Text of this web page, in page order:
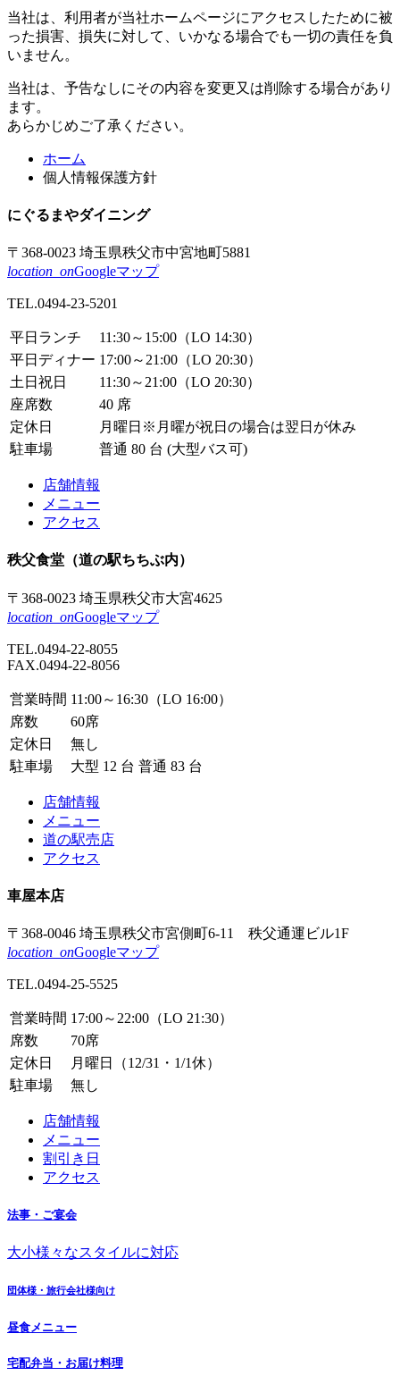
当社は、利用者が当社ホームページにアクセスしたために被
った損害、損失に対して、いかなる場合でも一切の責任を負
いません。
当社は、予告なしにその内容を変更又は削除する場合があり
ます。
あらかじめご了承ください。
ン
本
文
先
へ
戻
る
の
頭
へ
る
ホーム
個人情報保護方針
にぐるまやダイニング
〒368-0023 埼玉県秩父市中宮地町5881
location_onGoogleマップ
TEL.0494-23-5201
平日ランチ 11:30～15:00 （LO 14:30）
平日ディナー 17:00～21:00 （LO 20:30）
土日祝日
11:30～21:00 （LO 20:30）
座席数
40 席
定休日
月曜日 ※月曜が祝日の場合は翌日が休み
駐車場
普通 80 台 (大型バス可)
店舗情報
メニュー
アクセス
秩父食堂 （道の駅ちちぶ内）
〒368-0023 埼玉県秩父市大宮4625
location_onGoogleマップ
TEL.0494-22-8055
FAX.0494-22-8056
営業時間 11:00～16:30（LO 16:00）
席数
60席
定休日
無し
駐車場
大型 12 台 普通 83 台
店舗情報
メニュー
道の駅売店
アクセス
車屋本店
〒368-0046 埼玉県秩父市宮側町6-11 秩父通運ビル1F
location_onGoogleマップ
TEL.0494-25-5525
営業時間 17:00～22:00（LO 21:30）
席数
70席
定休日
月曜日（12/31・1/1休）
駐車場
無し
店舗情報
メニュー
割引き日
アクセス
法事・ご宴会
大小様々なスタイルに対応
団体様・旅行会社様向け
昼食メニュー
宅配弁当・お届け料理